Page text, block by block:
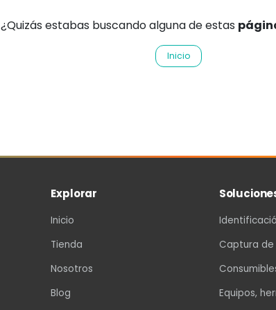
¿Quizás estabas buscando alguna de estas
Inicio
Explorar
Inicio
Tienda
Nosotros
Blog
Captura
Equipos,